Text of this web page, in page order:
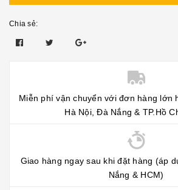
Chia sẻ:
Miễn phí vận chuyển với đơn hàng lớn
Hà Nội, Đà Nắng & TP.Hồ
Giao hàng ngay sau khi đặt hàng (áp
Nắng & HCM)